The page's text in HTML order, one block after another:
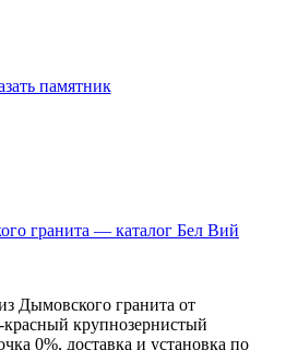
памятник
Дымовского гранита от
крупнозернистый
0%, доставка и установка по